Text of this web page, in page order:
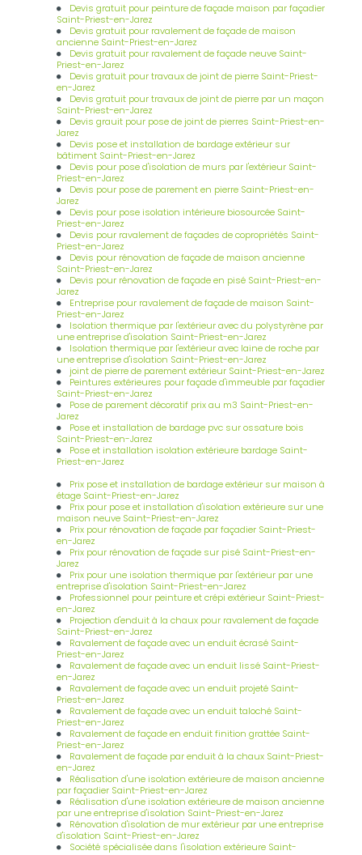
Devis gratuit pour peinture de façade maison par façadier
Saint-Priest-en-Jarez
Devis gratuit pour ravalement de façade de maison
ancienne Saint-Priest-en-Jarez
Devis gratuit pour ravalement de façade neuve Saint-
Priest-en-Jarez
Devis gratuit pour travaux de joint de pierre Saint-Priest-
en-Jarez
Devis gratuit pour travaux de joint de pierre par un maçon
Saint-Priest-en-Jarez
Devis grauit pour pose de joint de pierres Saint-Priest-en-
Jarez
Devis pose et installation de bardage extérieur sur
bâtiment Saint-Priest-en-Jarez
Devis pour pose d'isolation de murs par l'extérieur Saint-
Priest-en-Jarez
Devis pour pose de parement en pierre Saint-Priest-en-
Jarez
Devis pour pose isolation intérieure biosourcée Saint-
Priest-en-Jarez
Devis pour ravalement de façades de copropriétés Saint-
Priest-en-Jarez
Devis pour rénovation de façade de maison ancienne
Saint-Priest-en-Jarez
Devis pour rénovation de façade en pisé Saint-Priest-en-
Jarez
Entreprise pour ravalement de façade de maison Saint-
Priest-en-Jarez
Isolation thermique par l'extérieur avec du polystyrène par
une entreprise d'isolation Saint-Priest-en-Jarez
Isolation thermique par l'extérieur avec laine de roche par
une entreprise d'isolation Saint-Priest-en-Jarez
joint de pierre de parement extérieur Saint-Priest-en-Jarez
Peintures extérieures pour façade d'immeuble par façadier
Saint-Priest-en-Jarez
Pose de parement décoratif prix au m3 Saint-Priest-en-
Jarez
Pose et installation de bardage pvc sur ossature bois
Saint-Priest-en-Jarez
Pose et installation isolation extérieure bardage Saint-
Priest-en-Jarez
Prix pose et installation de bardage extérieur sur maison à
étage Saint-Priest-en-Jarez
Prix pour pose et installation d'isolation extérieure sur une
maison neuve Saint-Priest-en-Jarez
Prix pour rénovation de façade par façadier Saint-Priest-
en-Jarez
Prix pour rénovation de façade sur pisé Saint-Priest-en-
Jarez
Prix pour une isolation thermique par l'extérieur par une
entreprise d'isolation Saint-Priest-en-Jarez
Professionnel pour peinture et crépi extérieur Saint-Priest-
en-Jarez
Projection d'enduit à la chaux pour ravalement de façade
Saint-Priest-en-Jarez
Ravalement de façade avec un enduit écrasé Saint-
Priest-en-Jarez
Ravalement de façade avec un enduit lissé Saint-Priest-
en-Jarez
Ravalement de façade avec un enduit projeté Saint-
Priest-en-Jarez
Ravalement de façade avec un enduit taloché Saint-
Priest-en-Jarez
Ravalement de façade en enduit finition grattée Saint-
Priest-en-Jarez
Ravalement de façade par enduit à la chaux Saint-Priest-
en-Jarez
Réalisation d'une isolation extérieure de maison ancienne
par façadier Saint-Priest-en-Jarez
Réalisation d'une isolation extérieure de maison ancienne
par une entreprise d'isolation Saint-Priest-en-Jarez
Rénovation d'isolation de mur extérieur par une entreprise
d'isolation Saint-Priest-en-Jarez
Société spécialisée dans l'isolation extérieure Saint-